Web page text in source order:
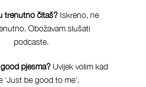
trenutno čitaš? Iskreno, ne
Obožavam slušati
podcaste.
pjesma? Uvijek volim kad
‘Just be good to me’.